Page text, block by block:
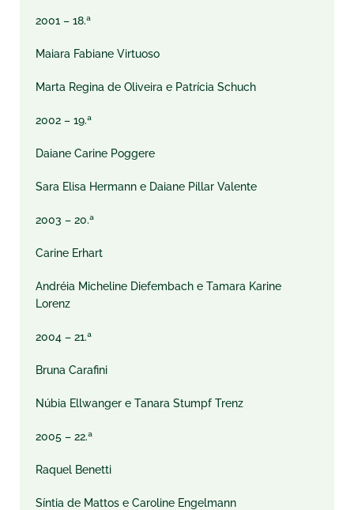
2001 – 18.ª
Maiara Fabiane Virtuoso
Marta Regina de Oliveira e Patrícia Schuch
2002 – 19.ª
Daiane Carine Poggere
Sara Elisa Hermann e Daiane Pillar Valente
2003 – 20.ª
Carine Erhart
Andréia Micheline Diefembach e Tamara Karine
Lorenz
2004 – 21.ª
Bruna Carafini
Núbia Ellwanger e Tanara Stumpf Trenz
2005 – 22.ª
Raquel Benetti
Síntia de Mattos e Caroline Engelmann